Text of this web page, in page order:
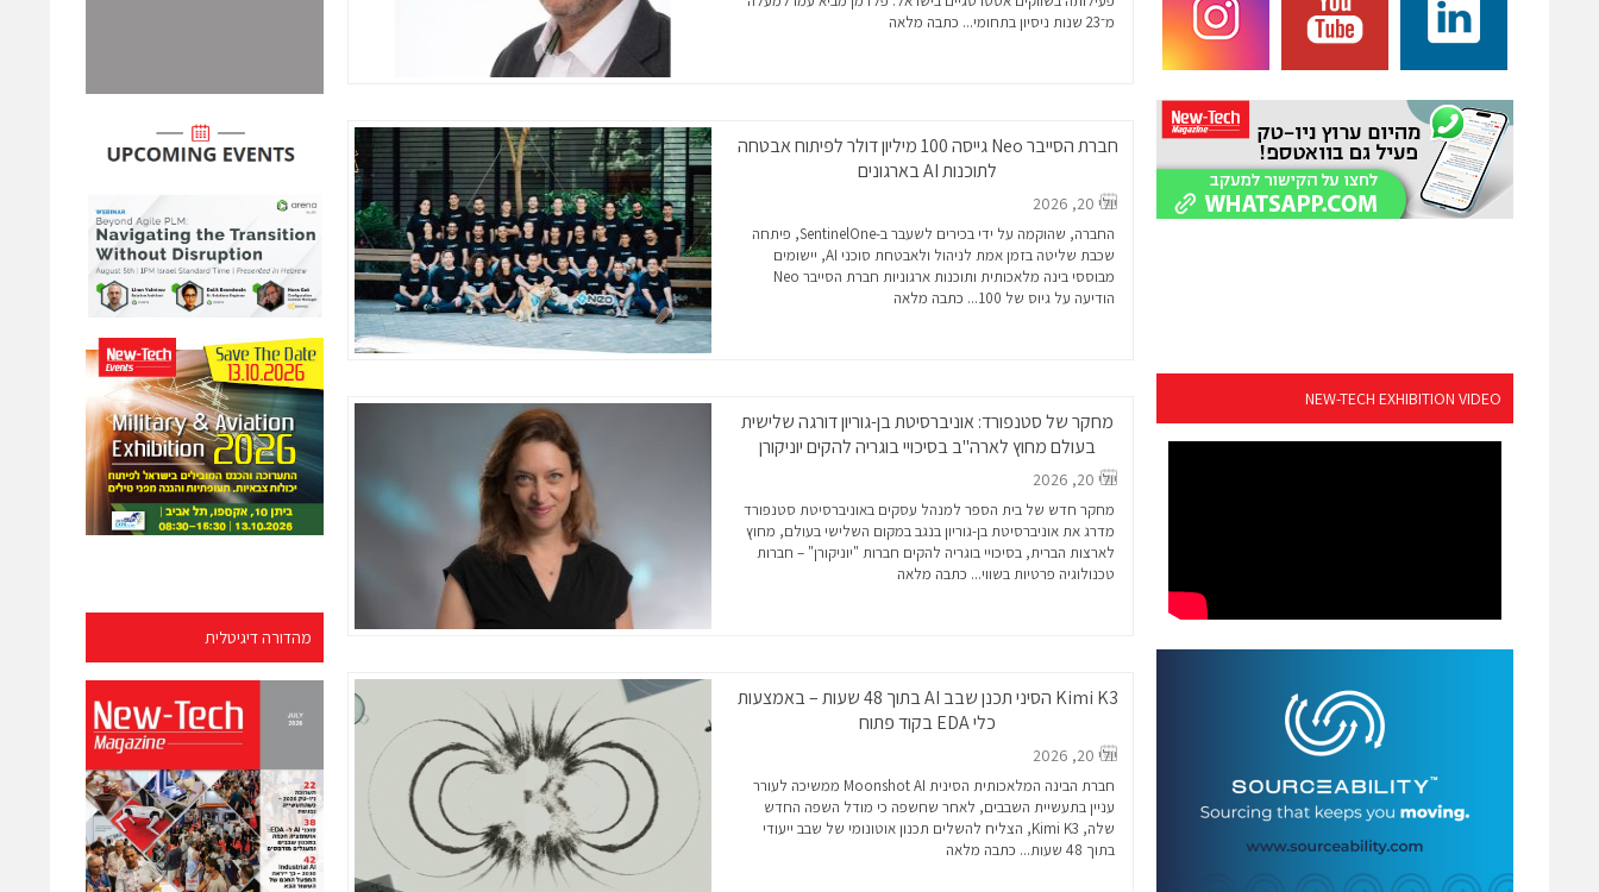
מהדורה דיגיטלית
מ־23 שנות ניסיון בתחומי...
כתבה מלאה
חברת הסייבר Neo גייסה 100 מיליון דולר לפיתוח אבטחה
לתוכנות AI בארגונים
יולי 20, 2026
החברה, שהוקמה על ידי בכירים לשעבר ב-SentinelOne, פיתחה
שכבת שליטה בזמן אמת לניהול ולאבטחת סוכני AI, יישומים
מבוססי בינה מלאכותית ותוכנות ארגוניות חברת הסייבר Neo
הודיעה על גיוס של 100...
כתבה מלאה
מחקר של סטנפורד: אוניברסיטת בן-גוריון דורגה שלישית
בעולם מחוץ לארה"ב בסיכויי בוגריה להקים יוניקורן
יולי 20, 2026
מחקר חדש של בית הספר למנהל עסקים באוניברסיטת סטנפורד
מדרג את אוניברסיטת בן-גוריון בנגב במקום השלישי בעולם, מחוץ
לארצות הברית, בסיכויי בוגריה להקים חברות "יוניקורן" – חברות
טכנולוגיה פרטיות בשווי... כתבה מלאה
Kimi K3 הסיני תכנן שבב AI בתוך 48 שעות – באמצעות
כלי EDA בקוד פתוח
יולי 20, 2026
חברת הבינה המלאכותית הסינית Moonshot AI ממשיכה לעורר
עניין בתעשיית השבבים, לאחר שחשפה כי מודל השפה החדש
שלה, Kimi K3, הצליח להשלים תכנון אוטונומי של שבב ייעודי
בתוך 48 שעות...
כתבה מלאה
NEW-TECH EXHIBITION VIDEO